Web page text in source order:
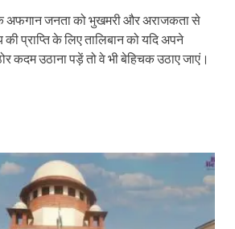
अफगान जनता को भुखमरी और अराजकता से
प्राप्ति के लिए तालिबान को यदि अपने
कदम उठाना पड़ें तो वे भी बेहिचक उठाए जाएं।